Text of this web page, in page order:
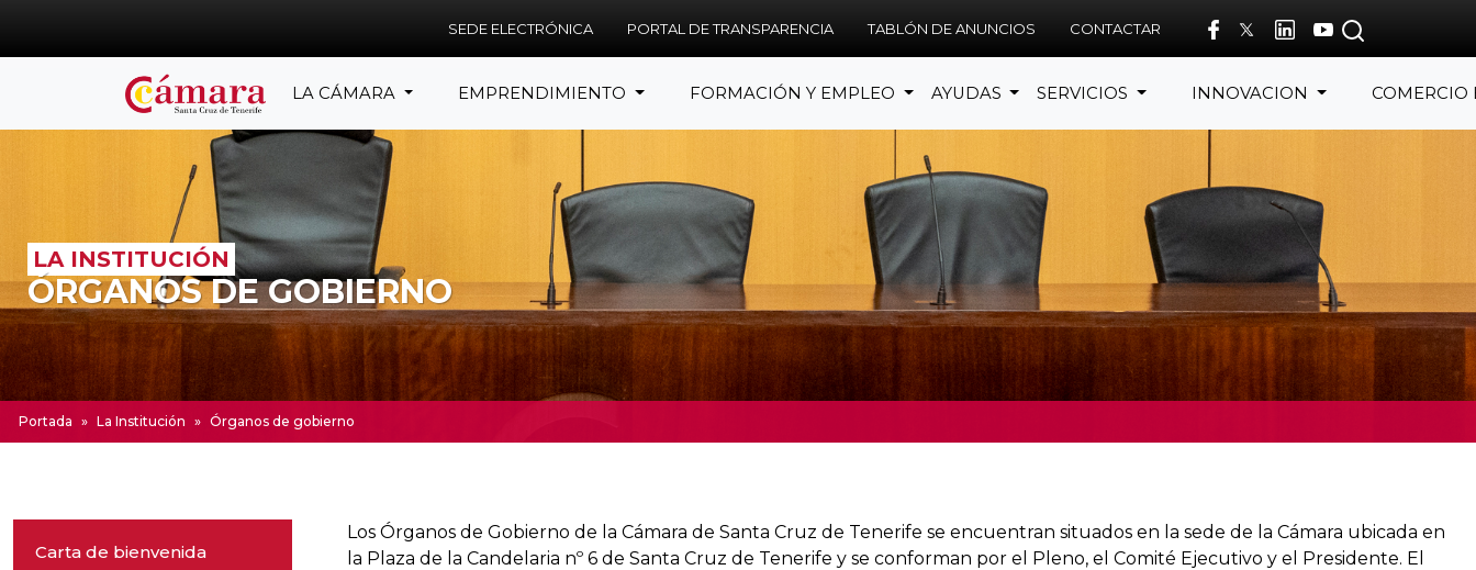
SEDE ELECTRÓNICA PORTAL DE TRANSPARENCIA TABLÓN DE ANUNCIOS CONTACTAR
LA CÁMARA EMPRENDIMIENTO FORMACIÓN Y EMPLEO AYUDAS SERVICIOS INNOVACION COMERCIO
LA INSTITUCIÓN
ÓRGANOS DE GOBIERNO
Portada » La Institución » Órganos de gobierno
Carta de bienvenida
Los Órganos de Gobierno de la Cámara de Santa Cruz de Tenerife se encuentran situados en la sede de la Cámara ubicada en
la Plaza de la Candelaria nº 6 de Santa Cruz de Tenerife y se conforman por el Pleno, el Comité Ejecutivo y el Presidente. El